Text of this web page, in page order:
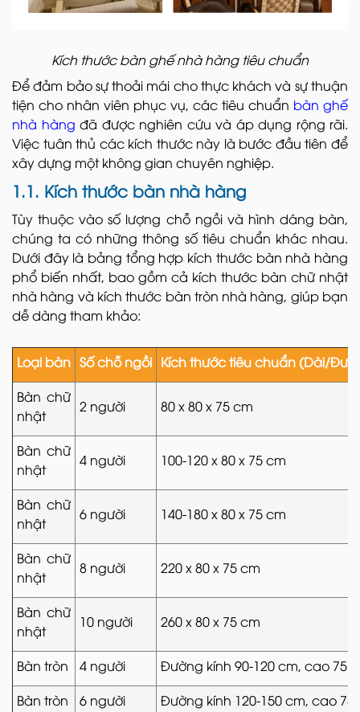
Kích thước bàn ghế nhà hàng tiêu chuẩn
Để đảm bảo sự thoải mái cho thực khách và sự thuận
tiện cho nhân viên phục vụ, các tiêu chuẩn bàn ghế
nhà hàng đã được nghiên cứu và áp dụng rộng rãi.
Việc tuân thủ các kích thước này là bước đầu tiên để
xây dựng một không gian chuyên nghiệp.
1.1. Kích thước bàn nhà hàng
Tùy thuộc vào số lượng chỗ ngồi và hình dáng bàn,
chúng ta có những thông số tiêu chuẩn khác nhau.
Dưới đây là bảng tổng hợp kích thước bàn nhà hàng
phổ biến nhất, bao gồm cả kích thước bàn chữ nhật
nhà hàng và kích thước bàn tròn nhà hàng, giúp bạn
dễ dàng tham khảo:
Loại bàn Số chỗ ngồi Kích thước tiêu chuẩn (Dài/
Bàn chữ
nhật
2 người 80 x 80 x 75 cm
Bàn chữ
nhật
4 người 100-120 x 80 x 75 cm
Bàn chữ
nhật
6 người 140-180 x 80 x 75 cm
Bàn chữ
nhật
8 người 220 x 80 x 75 cm
Bàn chữ
nhật
10 người 260 x 80 x 75 cm
Bàn tròn 4 người
Đường kính 90-120 cm, cao 75
Bàn tròn
6 người
Đường kính 120-150 cm, cao 75